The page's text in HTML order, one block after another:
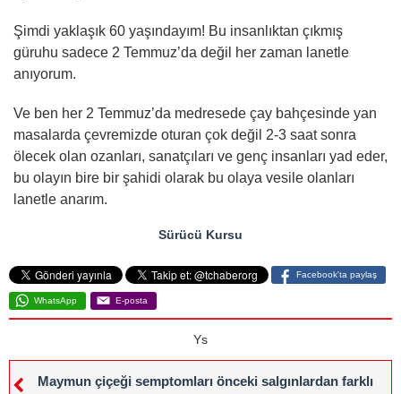
Şimdi yaklaşık 60 yaşındayım! Bu insanlıktan çıkmış
güruhu sadece 2 Temmuz’da değil her zaman lanetle
anıyorum.
Ve ben her 2 Temmuz’da medresede çay bahçesinde yan
masalarda çevremizde oturan çok değil 2-3 saat sonra
ölecek olan ozanları, sanatçıları ve genç insanları yad eder,
bu olayın bire bir şahidi olarak bu olaya vesile olanları
lanetle anarım.
Sürücü Kursu
Facebook'ta paylaş
WhatsApp E-posta
Ys
Maymun çiçeği semptomları önceki salgınlardan farklı